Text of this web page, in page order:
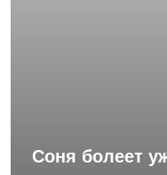
Соня болеет